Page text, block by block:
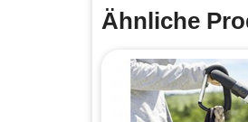
Ähnliche